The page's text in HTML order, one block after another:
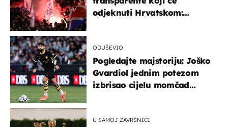
odjeknuti Hrvatskom:
ODUŠEVIO
Pogledajte majstoriju: Joško
Gvardiol jednim potezom
izbrisao cijelu momčad
U SAMOJ ZAVRŠNICI